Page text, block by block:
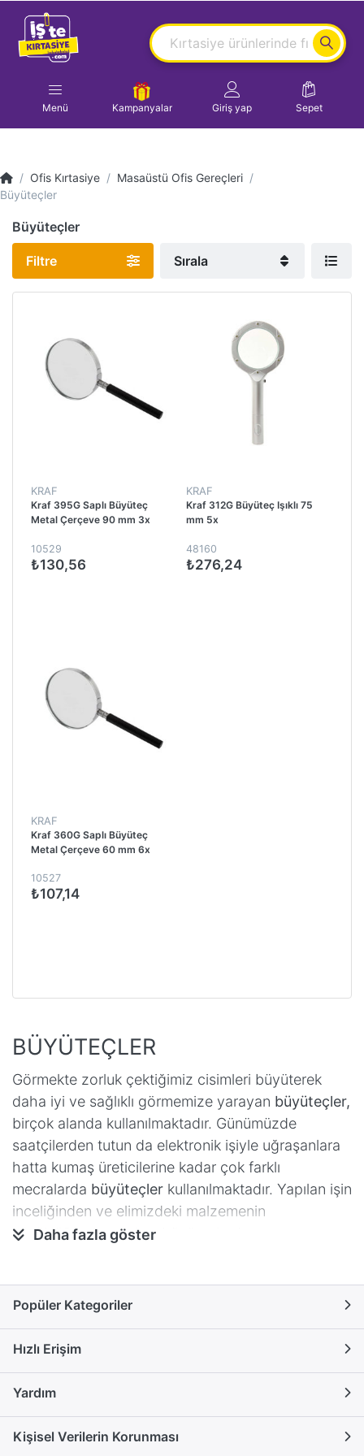
Menü Kampanyalar Giriş yap Sepet
Ofis Kırtasiye
Masaüstü Ofis Gereçleri
Büyüteçler
Büyüteçler
Filtre Sırala
KRAF
Kraf 395G Saplı Büyüteç
Metal Çerçeve 90 mm 3x
10529
₺130,56
KRAF
Kraf 312G Büyüteç Işıklı 75
mm 5x
48160
₺276,24
KRAF
Kraf 360G Saplı Büyüteç
Metal Çerçeve 60 mm 6x
10527
₺107,14
BÜYÜTEÇLER
Görmekte zorluk çektiğimiz cisimleri büyüterek
daha iyi ve sağlıklı görmemize yarayan büyüteçler,
birçok alanda kullanılmaktadır. Günümüzde
saatçilerden tutun da elektronik işiyle uğraşanlara
hatta kumaş üreticilerine kadar çok farklı
mecralarda büyüteçler kullanılmaktadır. Yapılan işin
inceliğinden ve elimizdeki malzemenin
küçüklüğünden dolayı büyüteçlerden
Kullanımı oldukça kolay olan büyüteçler, çıplak
sağlamaktadır.
BÜYÜTEÇLER HANGİ ALANLARDA
KULLANILIR?
Normal gözün görüş mesafesinin yaklaşık 25
Daha fazla göster
Popüler Kategoriler
Hızlı Erişim
Yardım
Kişisel Verilerin Korunması